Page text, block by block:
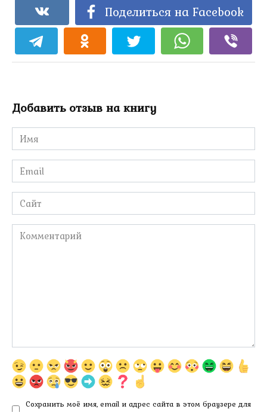
Поделиться на Facebook
Добавить отзыв на книгу
Имя
*
Email
*
Сайт
Комментарий
Сохранить моё имя, email и адрес сайта в этом браузере для